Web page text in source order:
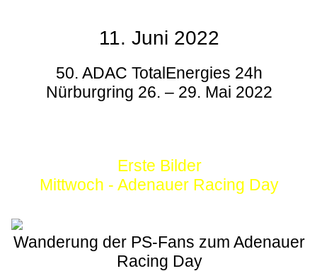
11. Juni 2022
50. ADAC TotalEnergies 24h
Nürburgring 26. – 29. Mai 2022
Erste Bilder
Mittwoch - Adenauer Racing Day
Wanderung der PS-Fans zum Adenauer
Racing Day